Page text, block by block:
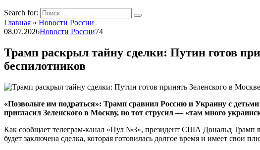
Search for:
Главная » Новости России
08.07.2026Новости России74
Трамп раскрыл тайну сделки: Путин готов
беспилотников
«Позвольте им подраться»: Трамп сравнил Россию и Украину с
пригласил Зеленского в Москву, но тот струсил — «там много
Как сообщает телеграм-канал «Пул №3», президент США Дональд Трамп
будет заключена сделка, которая готовилась долгое время и имеет свои